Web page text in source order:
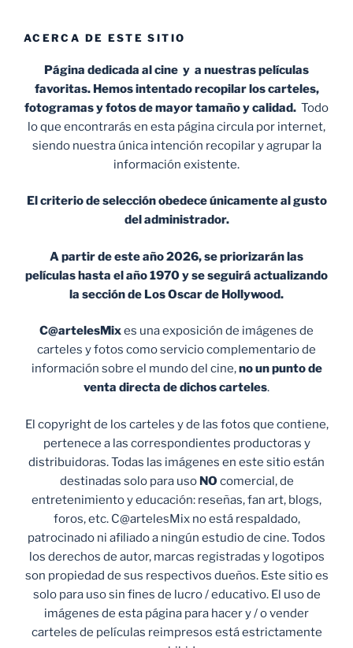
ACERCA DE ESTE SITIO
Página dedicada al cine y a nuestras películas
favoritas. Hemos intentado recopilar los carteles,
fotogramas y fotos de mayor tamaño y calidad. Todo
lo que encontrarás en esta página circula por internet,
siendo nuestra única intención recopilar y agrupar la
información existente.
El criterio de selección obedece únicamente al gusto
del administrador.
A partir de este año 2026, se priorizarán las
películas hasta el año 1970 y se seguirá actualizando
la sección de Los Oscar de Hollywood.
C@artelesMixes una exposición de imágenes de
carteles y fotos como servicio complementario de
información sobre el mundo del cine,no un punto de
venta directa de dichos carteles.
El copyright de los carteles y de las fotos que contiene,
pertenece a las correspondientes productoras y
distribuidoras. Todas las imágenes en este sitio están
destinadas solo para uso NO comercial, de
entretenimiento y educación: reseñas, fan art, blogs,
foros, etc. C@artelesMix no está respaldado,
patrocinado ni afiliado a ningún estudio de cine. Todos
los derechos de autor, marcas registradas y logotipos
son propiedad de sus respectivos dueños. Este sitio es
solo para uso sin fines de lucro / educativo. El uso de
imágenes de esta página para hacer y / o vender
carteles de películas reimpresos está estrictamente